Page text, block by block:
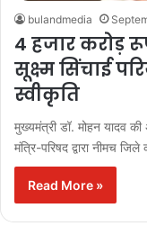
bulandmedia
4 हजार करोड़
सूक्ष्म सिंचाई
स्वीकृति
मुख्यमंत्री डॉ. मोहन यादव
मंत्रि-परिषद द्वारा नीमच
Read More »